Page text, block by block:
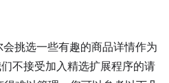
挑选一些有趣的商品详情作为
不接受加入精选扩展程序的请